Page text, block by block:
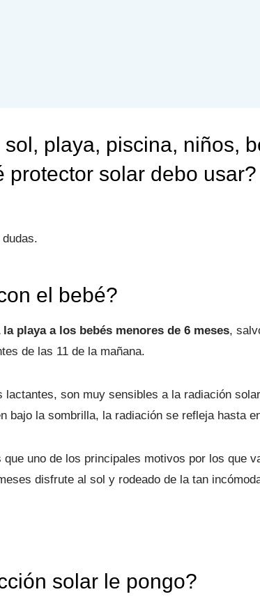
playa, piscina, niños,
protector solar debo
el bebé?
playa a los bebés menores de 6 meses,
de las 11 de la mañana.
lactantes, son muy sensibles a la radiación
bajo la sombrilla, la radiación se refleja hasta
uno de los principales motivos por los que
disfrute al sol y rodeado de la tan
solar le pongo?